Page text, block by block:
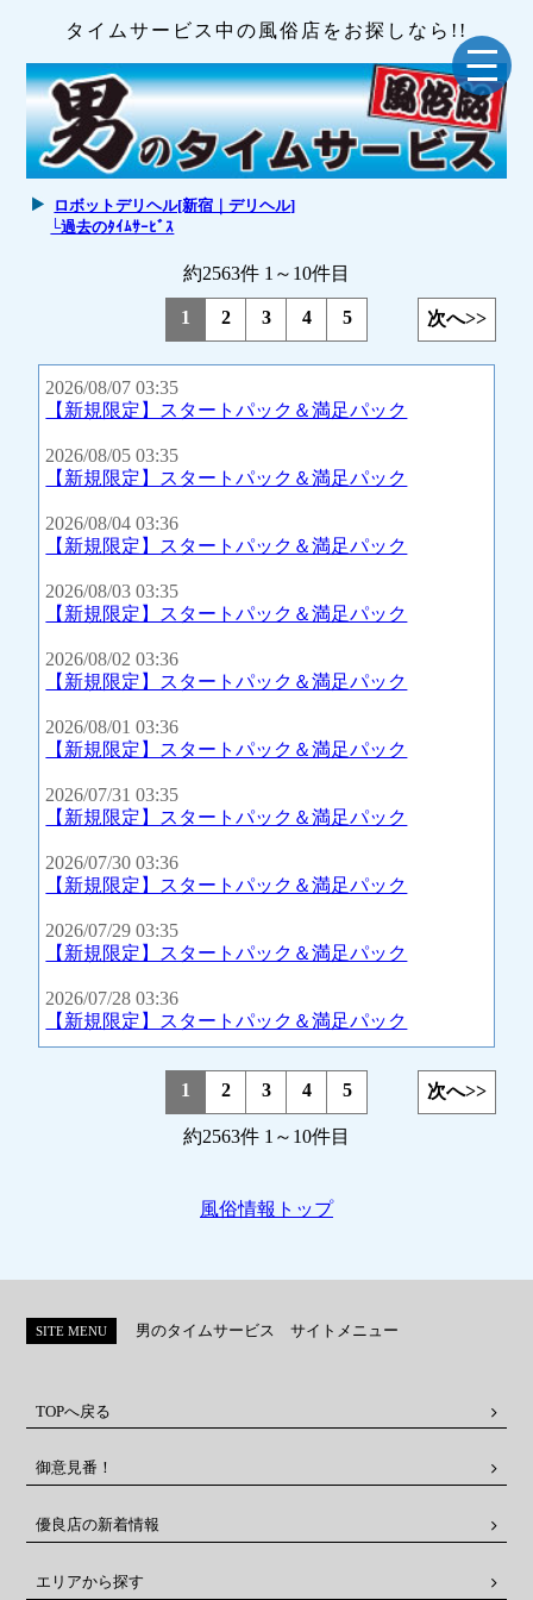
タイムサービス中の風俗店をお探しなら!!
ロボットデリヘル[新宿｜デリヘル]
└過去のﾀｲﾑｻｰﾋﾞｽ
約2563件 1～10件目
1 2 3 4 5 次へ>>
2026/08/07 03:35
【新規限定】スタートパック＆満足パック
2026/08/05 03:35
【新規限定】スタートパック＆満足パック
2026/08/04 03:36
【新規限定】スタートパック＆満足パック
2026/08/03 03:35
【新規限定】スタートパック＆満足パック
2026/08/02 03:36
【新規限定】スタートパック＆満足パック
2026/08/01 03:36
【新規限定】スタートパック＆満足パック
2026/07/31 03:35
【新規限定】スタートパック＆満足パック
2026/07/30 03:36
【新規限定】スタートパック＆満足パック
2026/07/29 03:35
【新規限定】スタートパック＆満足パック
2026/07/28 03:36
【新規限定】スタートパック＆満足パック
1 2 3 4 5 次へ>>
約2563件 1～10件目
風俗情報トップ
SITE MENU 男のタイムサービス サイトメニュー
TOPへ戻る
御意見番！
優良店の新着情報
エリアから探す